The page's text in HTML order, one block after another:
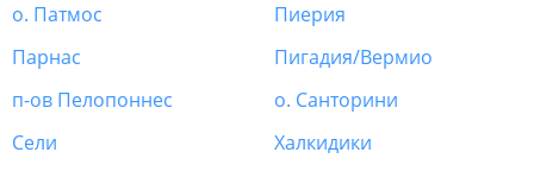
о. Патмос
Пиерия
Парнас
Пигадия/Вермио
п-ов Пелопоннес
о. Санторини
Сели
Халкидики